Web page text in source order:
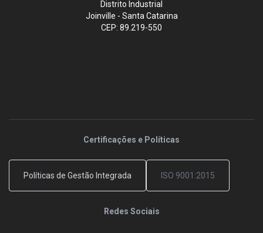
Distrito Industrial
Joinville - Santa Catarina
CEP: 89.219-550
Certificações e Políticas
Políticas de Gestão Integrada ISO 9001:2015
Redes Sociais